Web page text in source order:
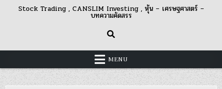
contentStock Trading , CANSLIM Investing , หุ้น – เศรษฐศาสตร์ –
บทความคัดสรร
MENU